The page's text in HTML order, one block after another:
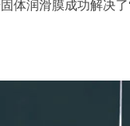
体润滑膜成功解决